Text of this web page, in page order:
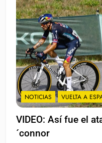
NOTICIAS VUELTA A
VIDEO: Así fue el
´connor